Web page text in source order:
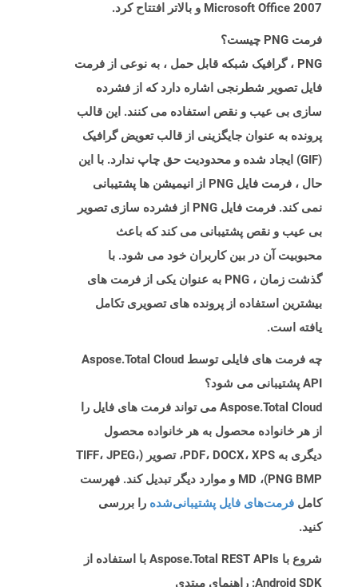
Microsoft Office 2007 و بالاتر افتتاح کرد.
فرمت PNG چیست؟
PNG ، گرافیک شبکه قابل حمل ، به نوعی از فرمت
فایل تصویر شطرنجی اشاره دارد که از فشرده
سازی بی عیب و نقص استفاده می کنند. این قالب
پرونده به عنوان جایگزینی از قالب تعویض گرافیک
(GIF) ایجاد شده و محدودیت حق چاپ ندارد. با این
حال ، فرمت فایل PNG از انیمیشن ها پشتیبانی
نمی کند. فرمت فایل PNG از فشرده سازی تصویر
بی عیب و نقص پشتیبانی می کند که باعث
محبوبیت آن در بین کاربران خود می شود. با
گذشت زمان ، PNG به عنوان یکی از فرمت های
بیشترین استفاده از پرونده های تصویری تکامل
یافته است.
چه فرمت های فایلی توسط Aspose.Total Cloud
API پشتیبانی می شود؟
Aspose.Total Cloud می تواند فرمت های فایل را
از هر خانواده محصول به هر خانواده محصول
دیگری به PDF، DOCX، XPS، تصویر (TIFF، JPEG،
PNG BMP)، MD و موارد دیگر تبدیل کند. فهرست
کامل فرمت‌های فایل پشتیبانی‌شده را بررسی
کنید.
شروع با Aspose.Total REST APIs با استفاده از
Android SDK: راهنمای مبتدی